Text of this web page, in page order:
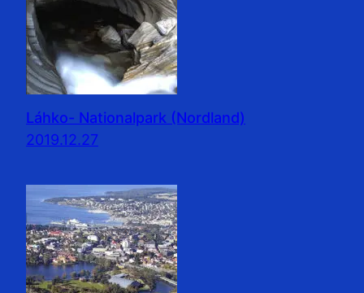
Láhko- Nationalpark (Nordland)
2019.12.27